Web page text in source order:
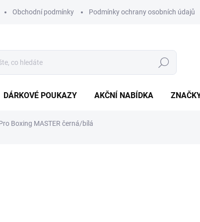
Obchodní podmínky Podmínky ochrany osobních údajů
Hledat
DÁRKOVÉ POUKAZY AKČNÍ NABÍDKA
Boxing MASTER černá/bílá